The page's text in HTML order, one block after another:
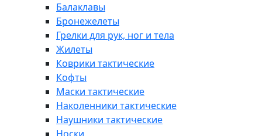
Балаклавы
Бронежелеты
Грелки для рук, ног и тела
Жилеты
Коврики тактические
Кофты
Маски тактические
Наколенники тактические
Наушники тактические